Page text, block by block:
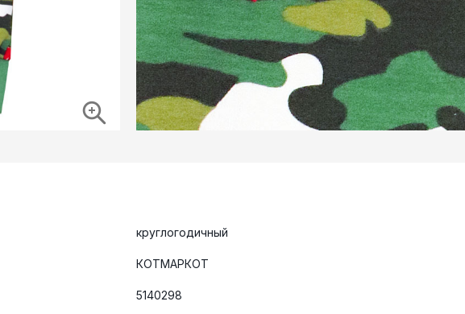
круглогодичный
КОТМАРКОТ
5140298